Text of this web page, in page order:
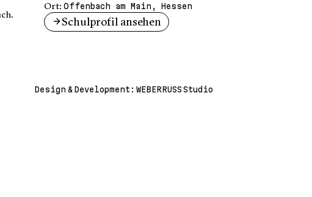
Ort: Offenbach am Main, Hessen
Schulprofil ansehen
Design & Development: WEBERRUSS Studio